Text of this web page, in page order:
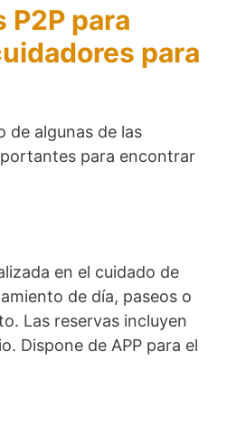
P2P para
para
de algunas de las
para encontrar
en el cuidado de
de día, paseos o
Las reservas incluyen
Dispone de APP para el